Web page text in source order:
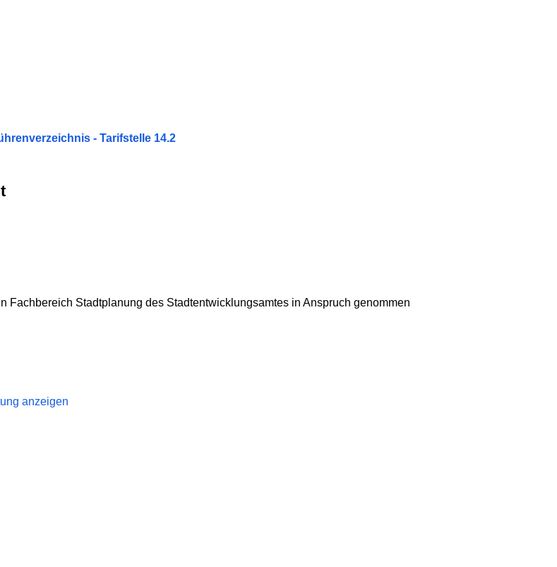
- Tarifstelle 14.2
Fachbereich Stadtplanung des Stadtentwicklungsamtes in Anspruch genommen
anzeigen